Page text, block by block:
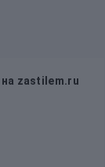
на zastilem.ru